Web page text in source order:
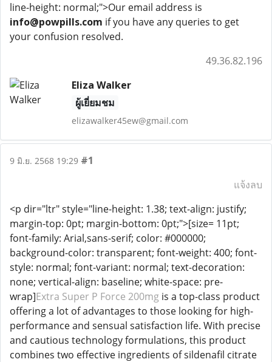
line-height: normal;">Our email address is
info@powpills.com if you have any queries to get
your confusion resolved.
49.36.82.196
Eliza Walker
ผู้เยี่ยมชม
elizawalker45ew@gmail.com
9 มิ.ย. 2568 19:29 #1
แจ้งลบ
<p dir="ltr" style="line-height: 1.38; text-align: justify;
margin-top: 0pt; margin-bottom: 0pt;">[size= 11pt;
font-family: Arial,sans-serif; color: #000000;
background-color: transparent; font-weight: 400; font-
style: normal; font-variant: normal; text-decoration:
none; vertical-align: baseline; white-space: pre-
wrap]Extra Super P Force 200mg is a top-class product
offering a lot of advantages to those looking for high-
performance and sensual satisfaction life. With precise
and cautious technology formulations, this product
combines two effective ingredients of sildenafil citrate